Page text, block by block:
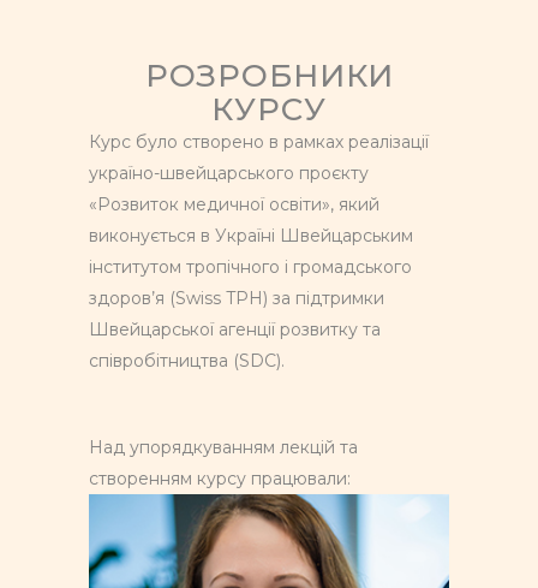
РОЗРОБНИКИ
КУРСУ
Курс було створено в рамках реалізації
україно-швейцарського проєкту
«Розвиток медичної освіти», який
виконується в Україні Швейцарським
інститутом тропічного і громадського
здоров’я (Swiss TPH) за підтримки
Швейцарської агенції розвитку та
співробітництва (SDC).
Над упорядкуванням лекцій та
створенням курсу працювали: